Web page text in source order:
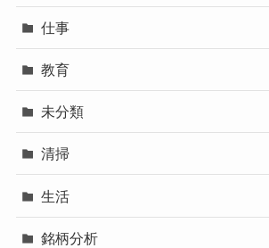
仕事
教育
未分類
清掃
生活
銘柄分析